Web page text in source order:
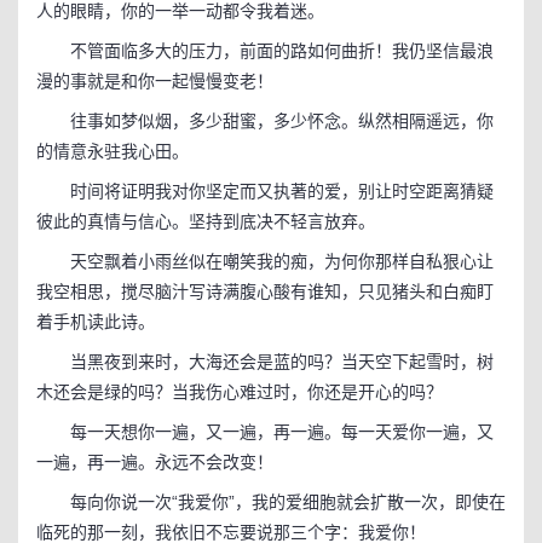
人的眼睛，你的一举一动都令我着迷。
不管面临多大的压力，前面的路如何曲折！我仍坚信最浪
漫的事就是和你一起慢慢变老！
往事如梦似烟，多少甜蜜，多少怀念。纵然相隔遥远，你
的情意永驻我心田。
时间将证明我对你坚定而又执著的爱，别让时空距离猜疑
彼此的真情与信心。坚持到底决不轻言放弃。
天空飘着小雨丝似在嘲笑我的痴，为何你那样自私狠心让
我空相思，搅尽脑汁写诗满腹心酸有谁知，只见猪头和白痴盯
着手机读此诗。
当黑夜到来时，大海还会是蓝的吗？当天空下起雪时，树
木还会是绿的吗？当我伤心难过时，你还是开心的吗？
每一天想你一遍，又一遍，再一遍。每一天爱你一遍，又
一遍，再一遍。永远不会改变！
每向你说一次“我爱你”，我的爱细胞就会扩散一次，即使在
临死的那一刻，我依旧不忘要说那三个字：我爱你！